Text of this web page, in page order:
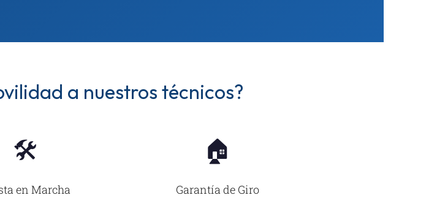
a nuestros técnicos?
🛠️
en Marcha
🏠
Garantía de Giro